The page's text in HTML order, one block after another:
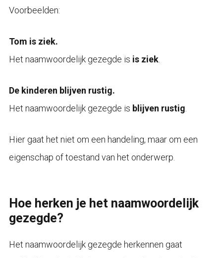
Voorbeelden:
Tom is ziek.
Het naamwoordelijk gezegde is is ziek.
De kinderen blijven rustig.
Het naamwoordelijk gezegde is blijven rustig
Hier gaat het niet om een handeling, maar om een
eigenschap of toestand van het onderwerp.
Hoe herken je het naamwoordelijk
gezegde?
Het naamwoordelijk gezegde herkennen gaat